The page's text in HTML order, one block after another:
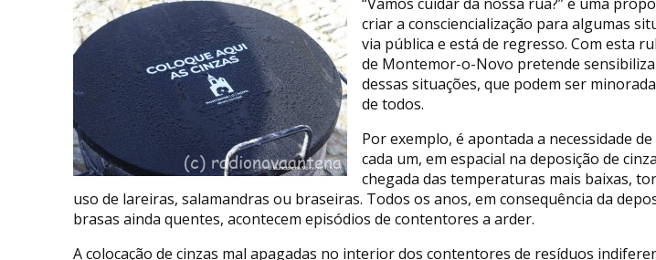
criar a consciencialização para algumas
via pública e está de regresso. Com esta
de Montemor-o-Novo pretende
dessas situações, que podem ser
de todos.
Por exemplo, é apontada a necessidade
cada um, em espacial na deposição de
chegada das temperaturas mais baixas,
uso de lareiras, salamandras ou braseiras. Todos os anos, em consequência da
brasas ainda quentes, acontecem episódios de contentores a arder.
A colocação de cinzas mal apagadas no interior dos contentores de resíduos